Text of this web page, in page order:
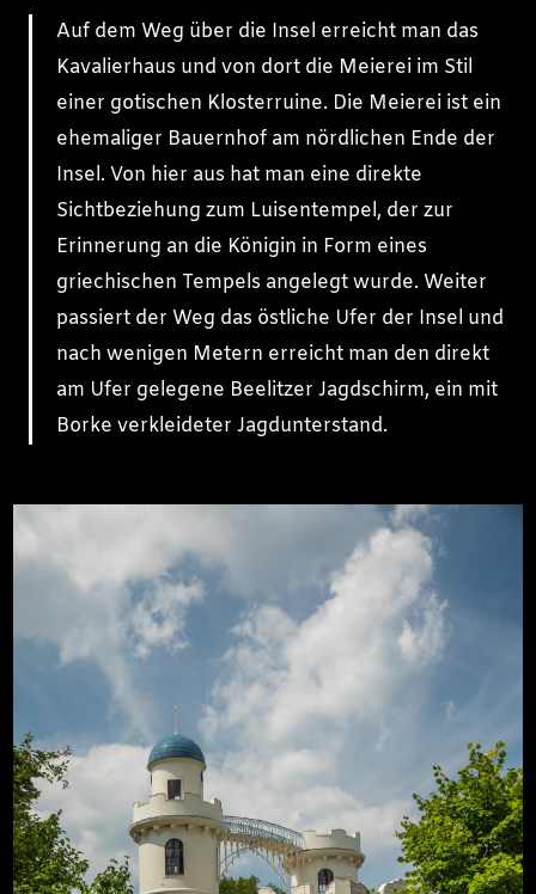
Auf dem Weg über die Insel erreicht man das
Kavalierhaus und von dort die Meierei im Stil
einer gotischen Klosterruine. Die Meierei ist ein
ehemaliger Bauernhof am nördlichen Ende der
Insel. Von hier aus hat man eine direkte
Sichtbeziehung zum Luisentempel, der zur
Erinnerung an die Königin in Form eines
griechischen Tempels angelegt wurde. Weiter
passiert der Weg das östliche Ufer der Insel und
nach wenigen Metern erreicht man den direkt
am Ufer gelegene Beelitzer Jagdschirm, ein mit
Borke verkleideter Jagdunterstand.